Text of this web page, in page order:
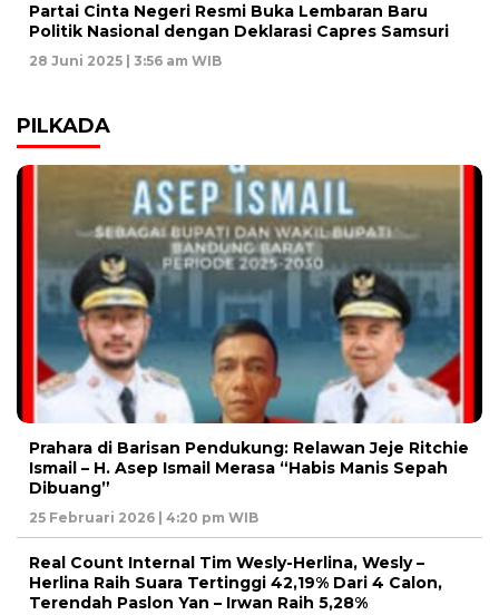
Partai Cinta Negeri Resmi Buka Lembaran Baru
Politik Nasional dengan Deklarasi Capres Samsuri
28 Juni 2025 | 3:56 am WIB
PILKADA
Prahara di Barisan Pendukung: Relawan Jeje Ritchie
Ismail – H. Asep Ismail Merasa “Habis Manis Sepah
Dibuang”
25 Februari 2026 | 4:20 pm WIB
Real Count Internal Tim Wesly-Herlina, Wesly –
Herlina Raih Suara Tertinggi 42,19% Dari 4 Calon,
Terendah Paslon Yan – Irwan Raih 5,28%